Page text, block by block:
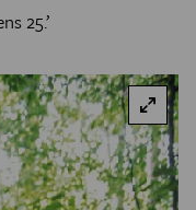
25.’